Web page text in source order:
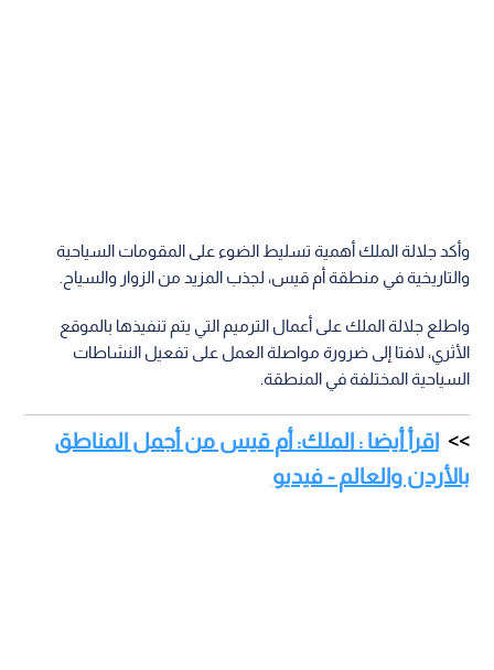
وأكد جلالة الملك أهمية تسليط الضوء على المقومات السياحية
والتاريخية في منطقة أم قيس، لجذب المزيد من الزوار والسياح.
واطلع جلالة الملك على أعمال الترميم التي يتم تنفيذها بالموقع
الأثري، لافتا إلى ضرورة مواصلة العمل على تفعيل النشاطات
السياحية المختلفة في المنطقة.
اقرأ أيضا : الملك: أم قيس من أجمل المناطق
بالأردن والعالم - فيديو